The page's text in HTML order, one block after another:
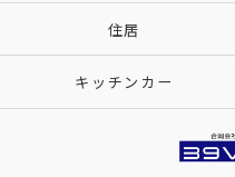
住居
キッチンカー